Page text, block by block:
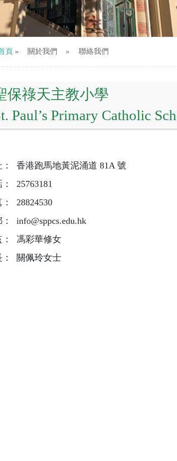
頁» 關於我們 » 聯絡我們
保祿天主教小學
Paul’s Primary Catholic
香港跑馬地黃泥涌道 81A 號
25763181
28824530
info@sppcs.edu.hk
馮彩華修女
關佩玲女士